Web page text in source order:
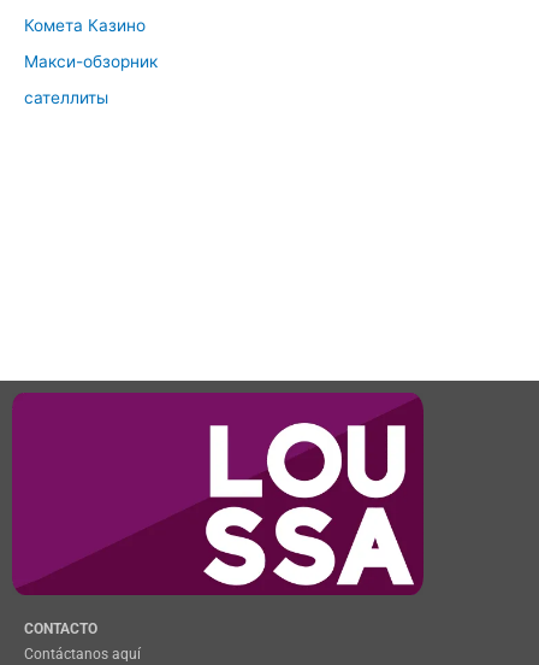
Комета Казино
Макси-обзорник
сателлиты
CONTACTO
Contáctanos aquí